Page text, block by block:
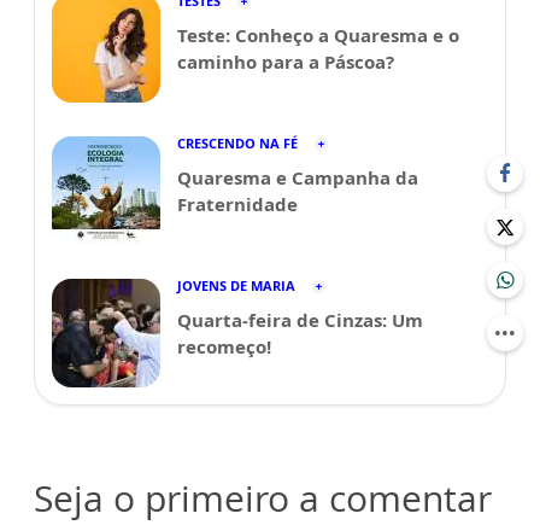
Teste: Conheço a Quaresma e o
caminho para a Páscoa?
CRESCENDO NA FÉ
Quaresma e Campanha da
Fraternidade
JOVENS DE MARIA
Quarta-feira de Cinzas: Um
recomeço!
Seja o primeiro a comentar